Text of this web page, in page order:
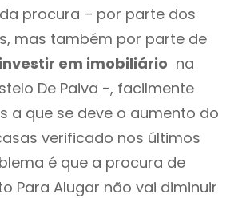
procura – por parte dos
mas também por parte de
investir em imobiliário na
De Paiva -, facilmente
a que se deve o aumento do
verificado nos últimos
é que a procura de
Para Alugar não vai diminuir